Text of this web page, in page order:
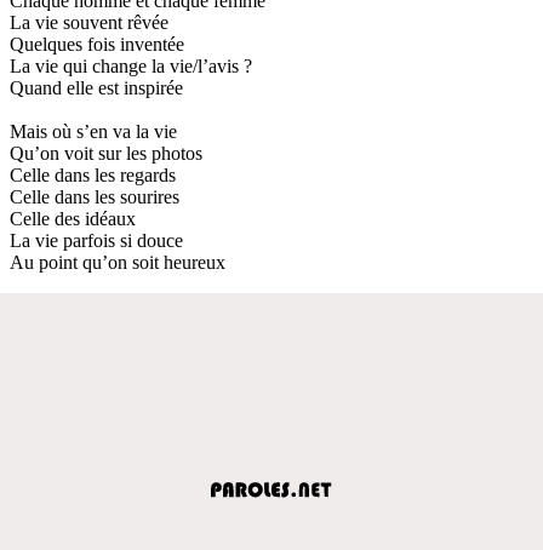
La vie souvent rêvée
Quelques fois inventée
La vie qui change la vie/l’avis ?
Quand elle est inspirée
Mais où s’en va la vie
Qu’on voit sur les photos
Celle dans les regards
Celle dans les sourires
Celle des idéaux
La vie parfois si douce
Au point qu’on soit heureux